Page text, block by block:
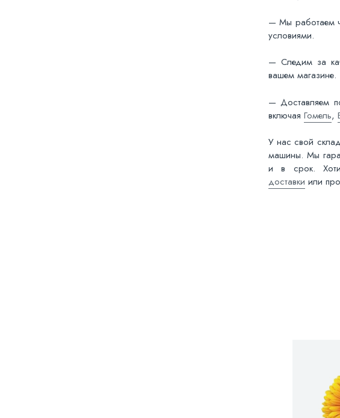
— Мы работаем
условиями.
— Следим за
вашем магазине.
— Доставляем
включая Гомель,
У нас свой
машины. Мы
и в срок.
доставки или